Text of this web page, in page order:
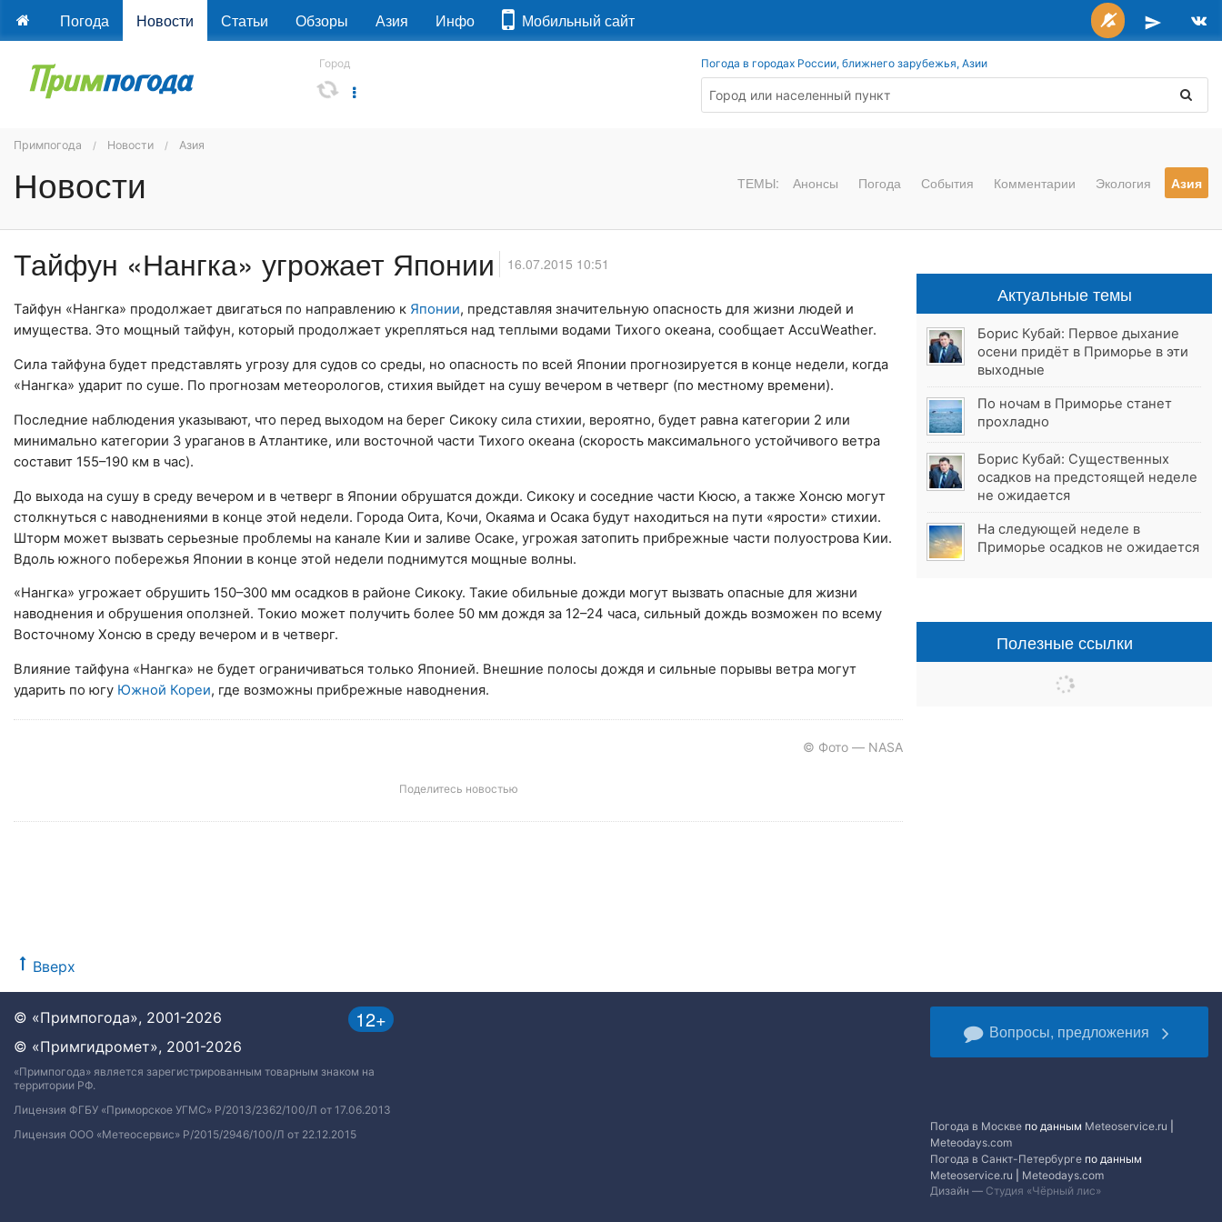
Погода Новости Статьи Обзоры Азия Инфо Мобильный сайт
Город Погода в городах России, ближнего зарубежья, Азии
Примпогода Новости Азия
Новости ТЕМЫ: Анонсы Погода События Комментарии Экология Азия
Тайфун «Нангка» угрожает Японии 16.07.2015 10:51
Тайфун «Нангка» продолжает двигаться по направлению к Японии, представляя значительную опасность для жизни людей и
имущества. Это мощный тайфун, который продолжает укрепляться над теплыми водами Тихого океана, сообщает AccuWeather.
Сила тайфуна будет представлять угрозу для судов со среды, но опасность по всей Японии прогнозируется в конце недели, когда
«Нангка» ударит по суше. По прогнозам метеорологов, стихия выйдет на сушу вечером в четверг (по местному времени).
Последние наблюдения указывают, что перед выходом на берег Сикоку сила стихии, вероятно, будет равна категории 2 или
минимально категории 3 ураганов в Атлантике, или восточной части Тихого океана (скорость максимального устойчивого ветра
составит 155–190 км в час).
До выхода на сушу в среду вечером и в четверг в Японии обрушатся дожди. Сикоку и соседние части Кюсю, а также Хонсю могут
столкнуться с наводнениями в конце этой недели. Города Оита, Кочи, Окаяма и Осака будут находиться на пути «ярости» стихии.
Шторм может вызвать серьезные проблемы на канале Кии и заливе Осаке, угрожая затопить прибрежные части полуострова Кии.
Вдоль южного побережья Японии в конце этой недели поднимутся мощные волны.
«Нангка» угрожает обрушить 150–300 мм осадков в районе Сикоку. Такие обильные дожди могут вызвать опасные для жизни
наводнения и обрушения оползней. Токио может получить более 50 мм дождя за 12–24 часа, сильный дождь возможен по всему
Восточному Хонсю в среду вечером и в четверг.
Влияние тайфуна «Нангка» не будет ограничиваться только Японией. Внешние полосы дождя и сильные порывы ветра могут
ударить по югу Южной Кореи, где возможны прибрежные наводнения.
© Фото — NASA
Поделитесь новостью
Вверх
Актуальные темы
Борис Кубай: Первое дыхание
осени придёт в Приморье в эти
выходные
По ночам в Приморье станет
прохладно
Борис Кубай: Существенных
осадков на предстоящей неделе
не ожидается
На следующей неделе в
Приморье осадков не ожидается
Полезные ссылки
12+
© «Примпогода», 2001-2026
© «Примгидромет», 2001-2026
«Примпогода» является зарегистрированным товарным знаком на
территории РФ.
Лицензия ФГБУ «Приморское УГМС» Р/2013/2362/100/Л от 17.06.2013
Лицензия ООО «Метеосервис» Р/2015/2946/100/Л от 22.12.2015
Вопросы, предложения
Погода в Москве по данным Meteoservice.ru
Meteodays.com
Погода в Санкт-Петербурге по данным
Meteoservice.ru
Meteodays.com
Дизайн — Студия «Чёрный лис»